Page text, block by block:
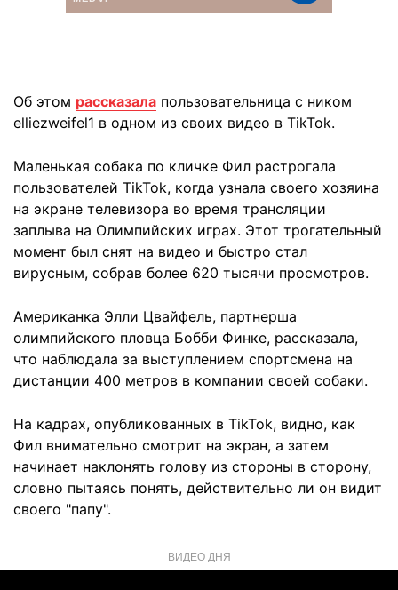
Об этом рассказала пользовательница с ником
elliezweifel1 в одном из своих видео в TikTok.
Маленькая собака по кличке Фил растрогала
пользователей TikTok, когда узнала своего хозяина
на экране телевизора во время трансляции
заплыва на Олимпийских играх. Этот трогательный
момент был снят на видео и быстро стал
вирусным, собрав более 620 тысячи просмотров.
Американка Элли Цвайфель, партнерша
олимпийского пловца Бобби Финке, рассказала,
что наблюдала за выступлением спортсмена на
дистанции 400 метров в компании своей собаки.
На кадрах, опубликованных в TikTok, видно, как
Фил внимательно смотрит на экран, а затем
начинает наклонять голову из стороны в сторону,
словно пытаясь понять, действительно ли он видит
своего "папу".
ВИДЕО ДНЯ